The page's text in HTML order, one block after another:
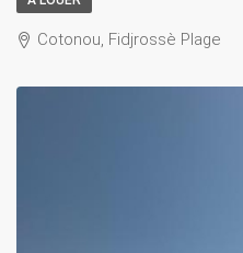
Cotonou, Fidjrossè Plage